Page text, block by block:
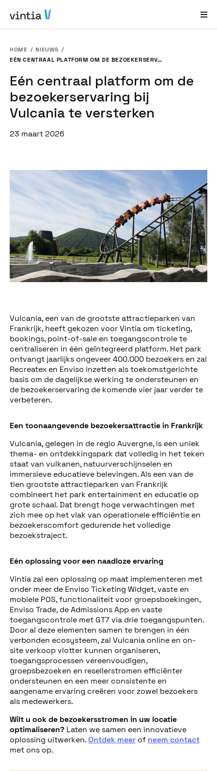
Hulp en Ondersteuning
FR NL
Sectoren
Oplossingen
Producten
Nieuws en Events
Contact
HOME
NIEUWS
EÉN CENTRAAL PLATFORM OM DE BEZOEKERSERVARING BIJ VULCANIA TE VERSTERKEN
Eén centraal platform om de
bezoekerservaring bij
Vulcania te versterken
23 maart 2026
Vulcania, een van de grootste attractieparken van
Frankrijk, heeft gekozen voor Vintia om ticketing,
bookings, point-of-sale en toegangscontrole te
centraliseren in één geïntegreerd platform. Het park
ontvangt jaarlijks ongeveer 400.000 bezoekers en zal
Recreatex en Enviso inzetten als toekomstgerichte
basis om de dagelijkse werking te ondersteunen en
de bezoekerservaring de komende vier jaar verder te
verbeteren.
Een toonaangevende bezoekersattractie in Frankrijk
Vulcania, gelegen in de regio Auvergne, is een uniek
thema- en ontdekkingspark dat volledig in het teken
staat van vulkanen, natuurverschijnselen en
immersieve educatieve belevingen. Als een van de
tien grootste attractieparken van Frankrijk
combineert het park entertainment en educatie op
grote schaal. Dat brengt hoge verwachtingen met
zich mee op het vlak van operationele efficiëntie en
bezoekerscomfort gedurende het volledige
bezoekstraject.
Eén oplossing voor een naadloze ervaring
Vintia zal een oplossing op maat implementeren met
onder meer de Enviso Ticketing Widget, vaste en
mobiele POS, functionaliteit voor groepsboekingen,
Enviso Trade, de Admissions App en vaste
toegangscontrole met GT7 via drie toegangspunten.
Door al deze elementen samen te brengen in één
verbonden ecosysteem, zal Vulcania online en on-
site verkoop vlotter kunnen organiseren,
toegangsprocessen vereenvoudigen,
groepsbezoeken en resellerstromen efficiënter
ondersteunen en een meer consistente en
aangename ervaring creëren voor zowel bezoekers
als medewerkers.
Wilt u ook de bezoekersstromen in uw locatie
optimaliseren? Laten we samen een innovatieve
oplossing uitwerken. Ontdek meer of neem contact
met ons op.
Deel dit bericht